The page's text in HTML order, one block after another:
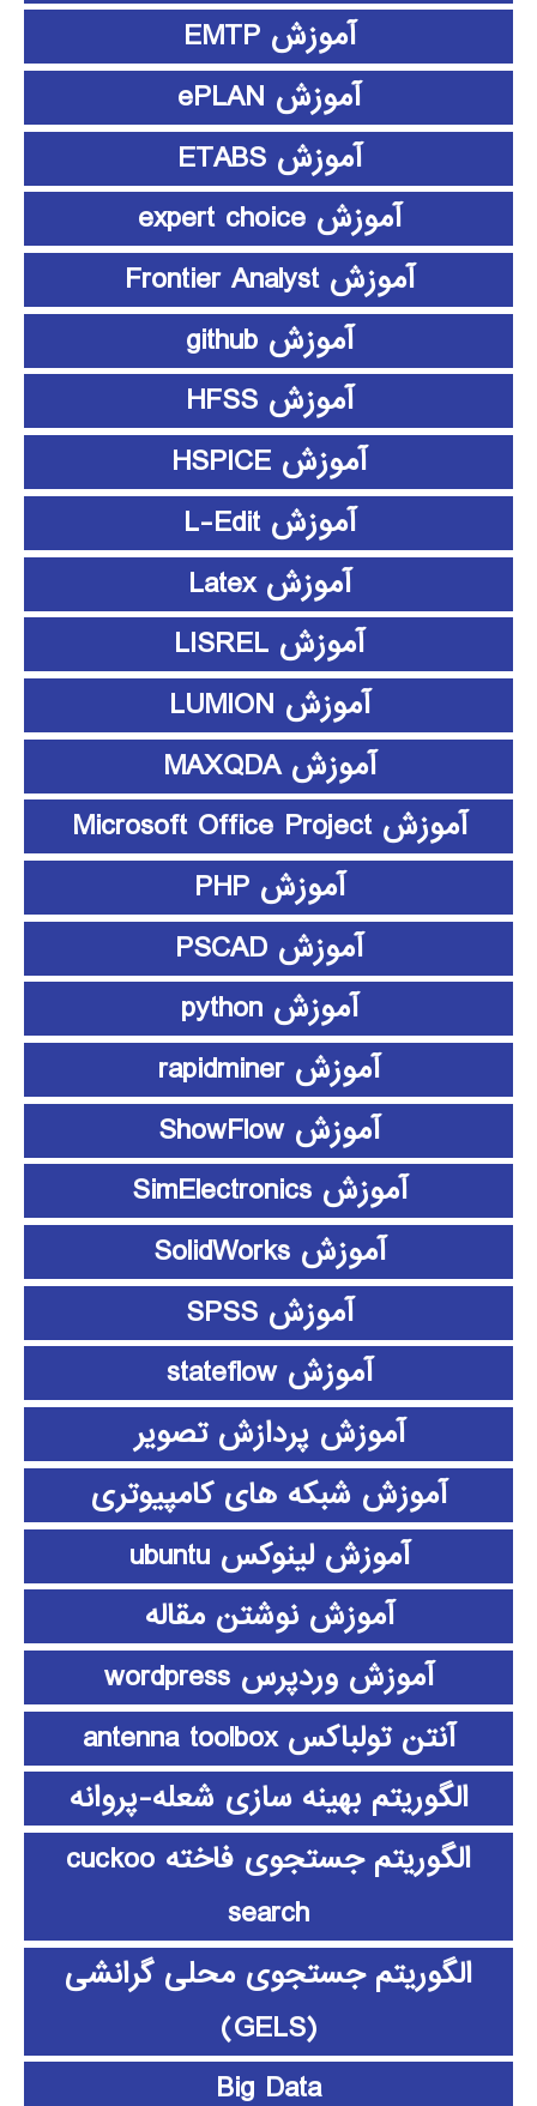
آموزش EMTP
آموزش ePLAN
آموزش ETABS
آموزش expert choice
آموزش Frontier Analyst
آموزش github
آموزش HFSS
آموزش HSPICE
آموزش L-Edit
آموزش Latex
آموزش LISREL
آموزش LUMION
آموزش MAXQDA
آموزش Microsoft Office Project
آموزش PHP
آموزش PSCAD
آموزش python
آموزش rapidminer
آموزش ShowFlow
آموزش SimElectronics
آموزش SolidWorks
آموزش SPSS
آموزش stateflow
آموزش پردازش تصویر
آموزش شبکه های کامپیوتری
آموزش لینوکس ubuntu
آموزش نوشتن مقاله
آموزش وردپرس wordpress
آنتن تولباکس antenna toolbox
الگوریتم بهینه سازی شعله-پروانه
الگوریتم جستجوی فاخته cuckoo
search
الگوریتم جستجوی محلی گرانشی
(GELS)
Big Data